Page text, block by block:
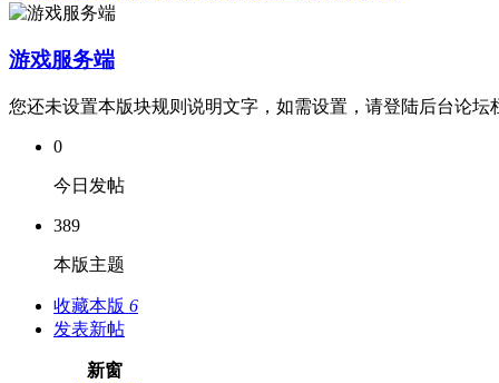
游戏服务端
您还未设置本版块规则说明文字，如需设置，请登陆后台论
0
今日发帖
389
本版主题
收藏本版 6
发表新帖
新窗